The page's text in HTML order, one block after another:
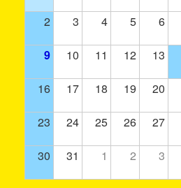
2 3 4 5 6
9 10 11 12 13
16 17 18 19 20
23 24 25 26 27
30 31 1 2 3